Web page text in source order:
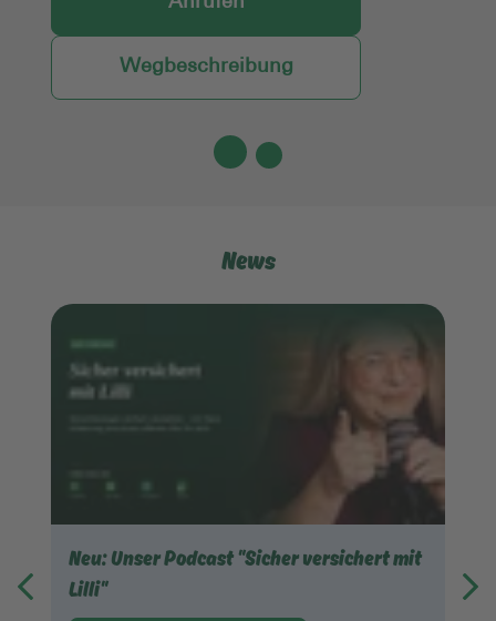
Wegbeschreibung
News
Neu: Unser Podcast "Sicher versichert mit
Lilli"